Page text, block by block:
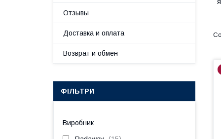
Отзывы
Доставка и оплата
Возврат и обмен
ФІЛЬТРИ
Виробник